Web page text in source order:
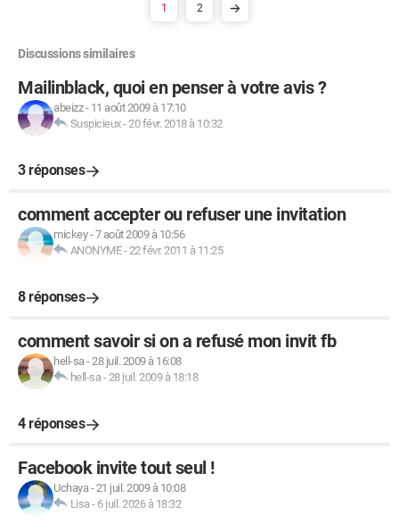
1 2
Discussions similaires
Mailinblack, quoi en penser à votre avis ?
abeizz- 11 août 2009 à 17:10
Suspicieux-20 févr. 2018 à 10:32
3 réponses
comment accepter ou refuser une invitation
mickey-7 août 2009 à 10:56
ANONYME-22 févr. 2011 à 11:25
8 réponses
comment savoir si on a refusé mon invit fb
hell-sa-28 juil. 2009 à 16:08
hell-sa -28 juil. 2009 à 18:18
4 réponses
Facebook invite tout seul !
Uchaya-21 juil. 2009 à 10:08
Lisa - 6 juil. 2026 à 18:32